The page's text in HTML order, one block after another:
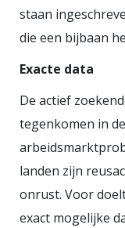
staan
die een bij­baan
Exacte data
De actief
tegen­ko­­men in
landen zijn
onrust. Voor
exact mogelijke